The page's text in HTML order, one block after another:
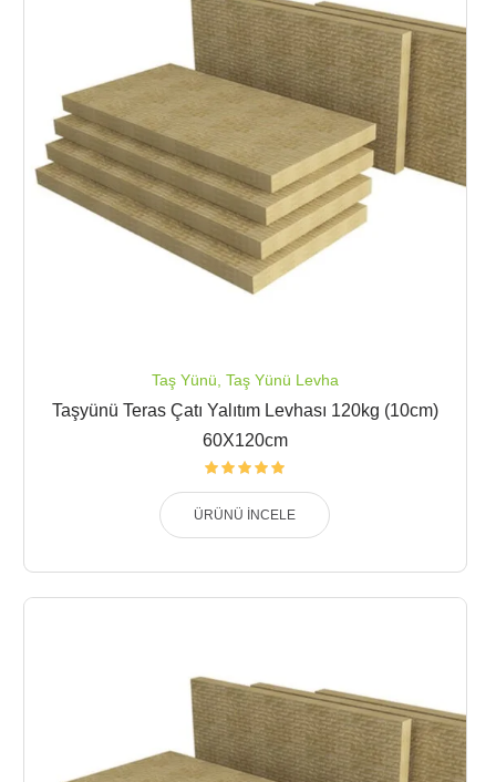
Taş Yünü Taş Yünü Levha
Taşyünü Teras Çatı Yalıtım Levhası 120kg (10cm)
60X120cm
ÜRÜNÜ İNCELE